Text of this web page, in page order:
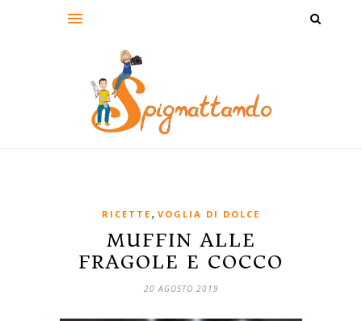
RICETTE , VOGLIA DI DOLCE
MUFFIN ALLE
FRAGOLE E COCCO
20 AGOSTO 2019